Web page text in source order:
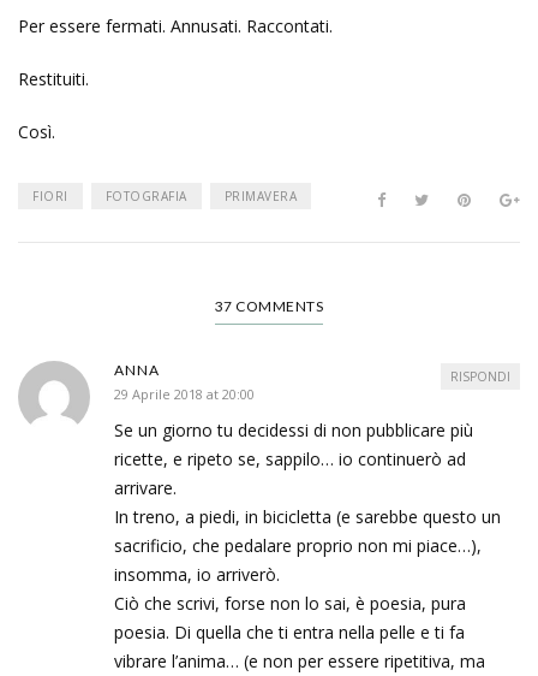
Per essere fermati. Annusati. Raccontati.
Restituiti.
Così.
FIORI FOTOGRAFIA PRIMAVERA
37 COMMENTS
ANNA
29 Aprile 2018 at 20:00
Se un giorno tu decidessi di non pubblicare più
ricette, e ripeto se, sappilo… io continuerò ad
arrivare.
In treno, a piedi, in bicicletta (e sarebbe questo un
sacrificio, che pedalare proprio non mi piace…),
insomma, io arriverò.
Ciò che scrivi, forse non lo sai, è poesia, pura
poesia. Di quella che ti entra nella pelle e ti fa
vibrare l’anima… (e non per essere ripetitiva, ma
RISPONDI